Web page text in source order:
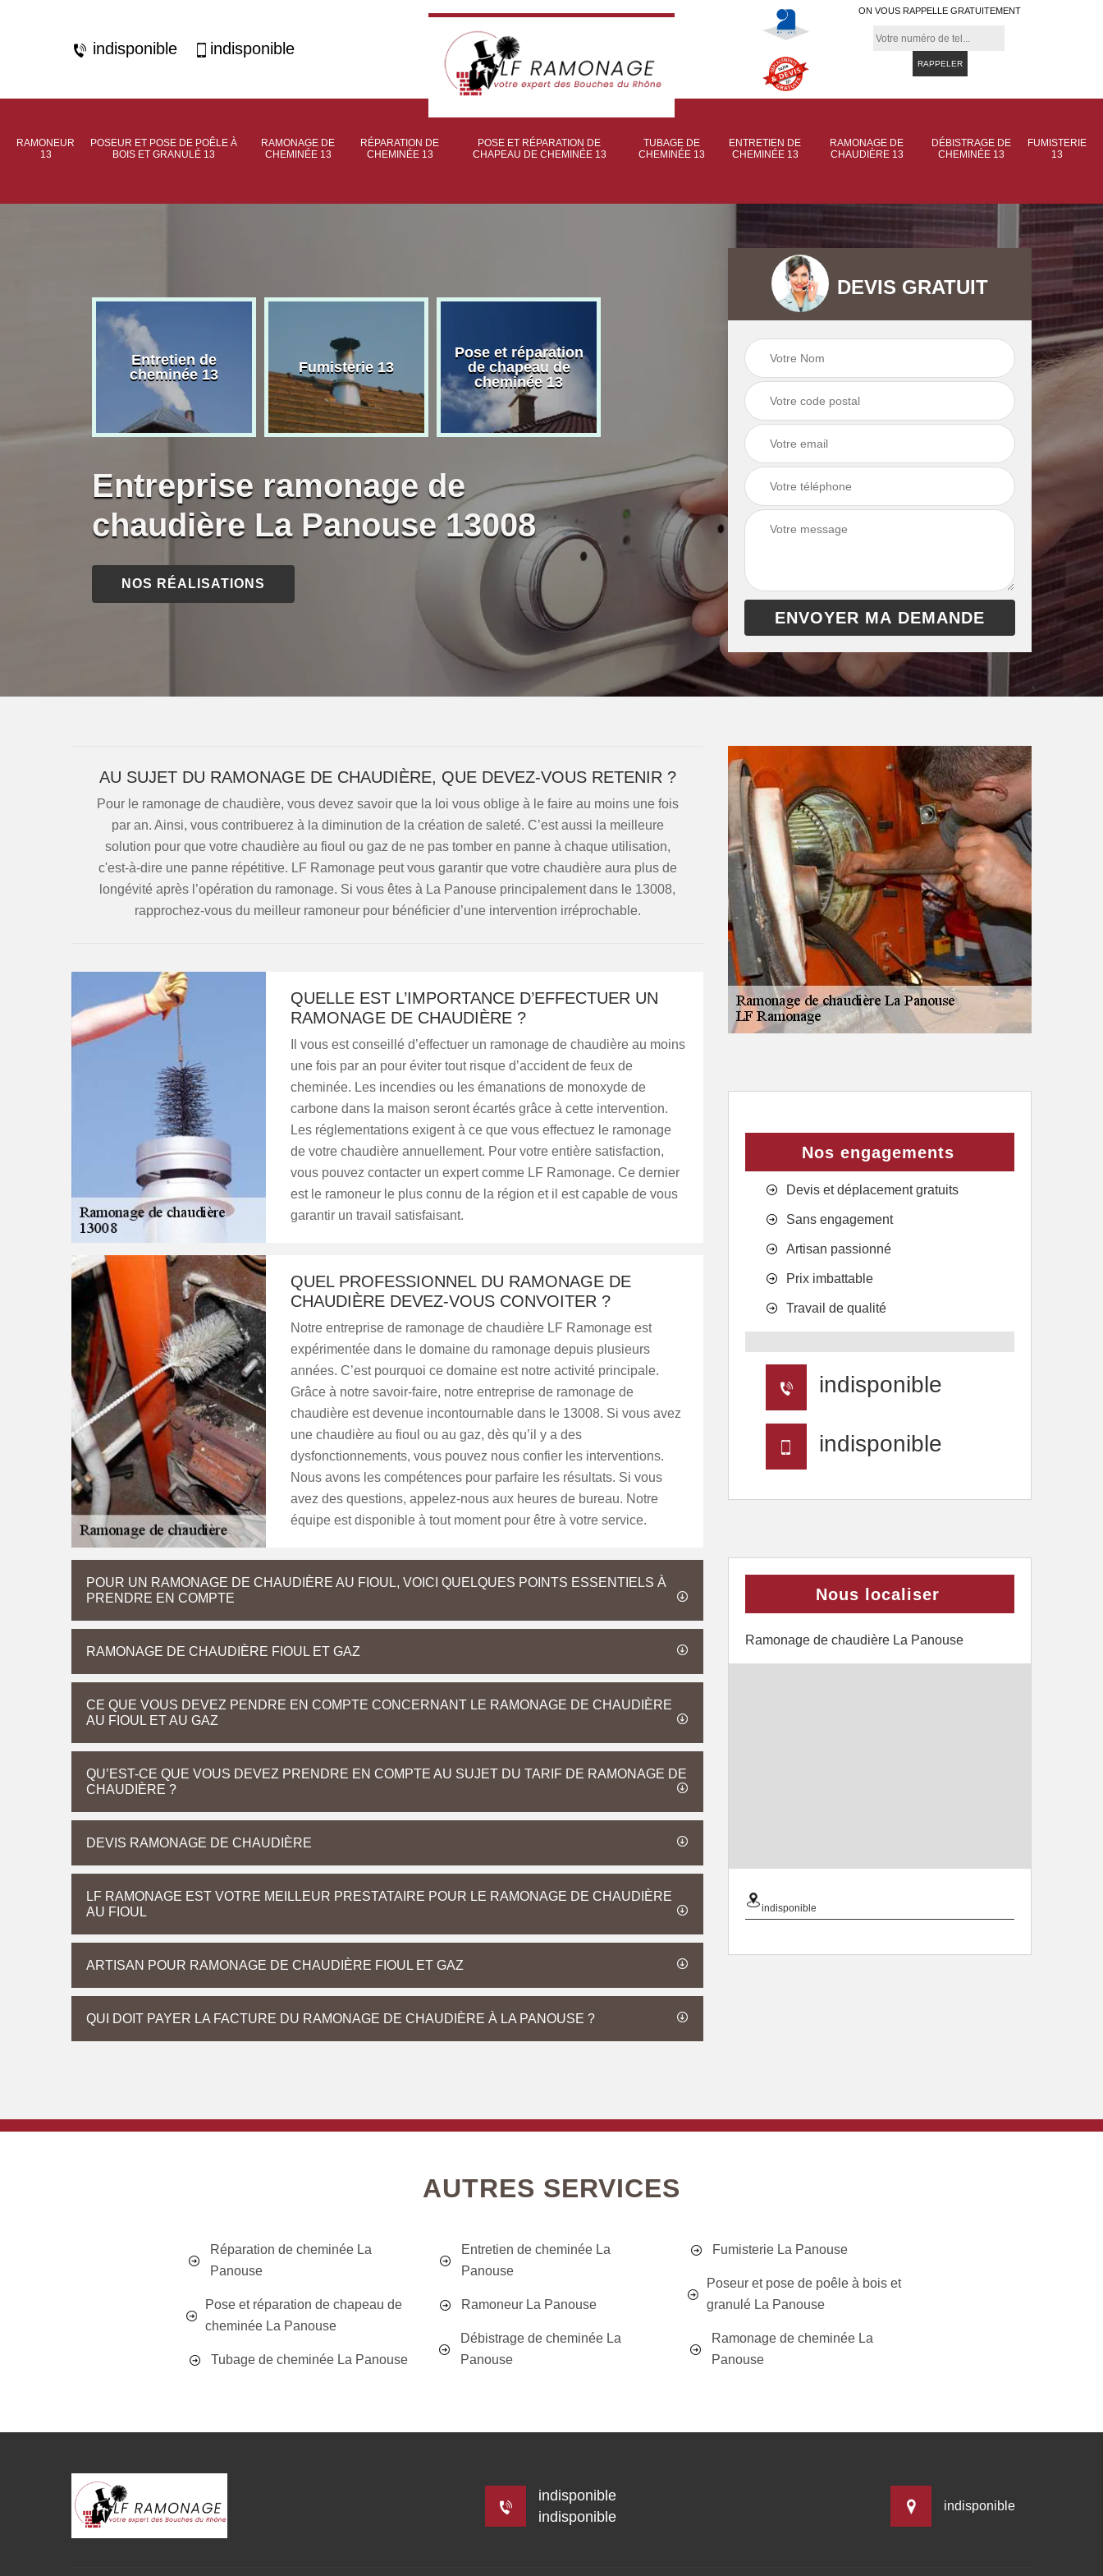
indisponible indisponible
ON VOUS RAPPELLE GRATUITEMENT
RAMONEUR
13
POSEUR ET POSE DE POÊLE À
BOIS ET GRANULÉ 13
RAMONAGE DE
CHEMINÉE 13
RÉPARATION DE
CHEMINÉE 13
POSE ET RÉPARATION DE
CHAPEAU DE CHEMINÉE 13
TUBAGE DE
CHEMINÉE 13
ENTRETIEN DE
CHEMINÉE 13
RAMONAGE DE
CHAUDIÈRE 13
DÉBISTRAGE DE
CHEMINÉE 13
FUMISTERIE
13
Entretien de
cheminée 13
Fumisterie 13
Pose et réparation
de chapeau de
cheminée 13
Poseur et pose de
Ramonage de
chaudière 13
Ramonage de
cheminée 13
Entreprise ramonage de
chaudière La Panouse 13008
NOS RÉALISATIONS
DEVIS GRATUIT
AU SUJET DU RAMONAGE DE CHAUDIÈRE, QUE DEVEZ-VOUS RETENIR ?
Pour le ramonage de chaudière, vous devez savoir que la loi vous oblige à le faire au moins une fois
par an. Ainsi, vous contribuerez à la diminution de la création de saleté. C’est aussi la meilleure
solution pour que votre chaudière au fioul ou gaz de ne pas tomber en panne à chaque utilisation,
c'est-à-dire une panne répétitive. LF Ramonage peut vous garantir que votre chaudière aura plus de
longévité après l’opération du ramonage. Si vous êtes à La Panouse principalement dans le 13008,
rapprochez-vous du meilleur ramoneur pour bénéficier d’une intervention irréprochable.
QUELLE EST L’IMPORTANCE D’EFFECTUER UN
RAMONAGE DE CHAUDIÈRE ?
Il vous est conseillé d’effectuer un ramonage de chaudière au moins
une fois par an pour éviter tout risque d’accident de feux de
cheminée. Les incendies ou les émanations de monoxyde de
carbone dans la maison seront écartés grâce à cette intervention.
Les réglementations exigent à ce que vous effectuez le ramonage
de votre chaudière annuellement. Pour votre entière satisfaction,
vous pouvez contacter un expert comme LF Ramonage. Ce dernier
est le ramoneur le plus connu de la région et il est capable de vous
garantir un travail satisfaisant.
QUEL PROFESSIONNEL DU RAMONAGE DE
CHAUDIÈRE DEVEZ-VOUS CONVOITER ?
Notre entreprise de ramonage de chaudière LF Ramonage est
expérimentée dans le domaine du ramonage depuis plusieurs
années. C’est pourquoi ce domaine est notre activité principale.
Grâce à notre savoir-faire, notre entreprise de ramonage de
chaudière est devenue incontournable dans le 13008. Si vous avez
une chaudière au fioul ou au gaz, dès qu’il y a des
dysfonctionnements, vous pouvez nous confier les interventions.
Nous avons les compétences pour parfaire les résultats. Si vous
avez des questions, appelez-nous aux heures de bureau. Notre
équipe est disponible à tout moment pour être à votre service.
POUR UN RAMONAGE DE CHAUDIÈRE AU FIOUL, VOICI QUELQUES POINTS ESSENTIELS À
PRENDRE EN COMPTE
RAMONAGE DE CHAUDIÈRE FIOUL ET GAZ
CE QUE VOUS DEVEZ PENDRE EN COMPTE CONCERNANT LE RAMONAGE DE CHAUDIÈRE
AU FIOUL ET AU GAZ
QU’EST-CE QUE VOUS DEVEZ PRENDRE EN COMPTE AU SUJET DU TARIF DE RAMONAGE DE
CHAUDIÈRE ?
DEVIS RAMONAGE DE CHAUDIÈRE
LF RAMONAGE EST VOTRE MEILLEUR PRESTATAIRE POUR LE RAMONAGE DE CHAUDIÈRE
AU FIOUL
ARTISAN POUR RAMONAGE DE CHAUDIÈRE FIOUL ET GAZ
QUI DOIT PAYER LA FACTURE DU RAMONAGE DE CHAUDIÈRE À LA PANOUSE ?
Nos engagements
Devis et déplacement gratuits
Sans engagement
Artisan passionné
Prix imbattable
Travail de qualité
indisponible
indisponible
Nous localiser
Ramonage de chaudière La Panouse
indisponible
AUTRES SERVICES
Réparation de cheminée La
Panouse
Pose et réparation de chapeau de
cheminée La Panouse
Tubage de cheminée La Panouse
Entretien de cheminée La
Panouse
Ramoneur La Panouse
Débistrage de cheminée La
Panouse
Fumisterie La Panouse
Poseur et pose de poêle à bois et
granulé La Panouse
Ramonage de cheminée La
Panouse
indisponible
indisponible
indisponible